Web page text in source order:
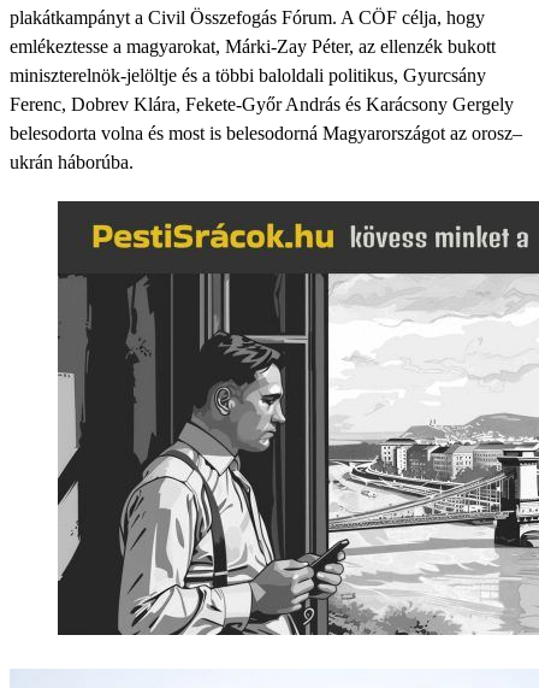
plakátkampányt a Civil Összefogás Fórum. A CÖF célja, hogy
emlékeztesse a magyarokat, Márki-Zay Péter, az ellenzék bukott
miniszterelnök-jelöltje és a többi baloldali politikus, Gyurcsány
Ferenc, Dobrev Klára, Fekete-Győr András és Karácsony Gergely
belesodorta volna és most is belesodorná Magyarországot az orosz–
ukrán háborúba.